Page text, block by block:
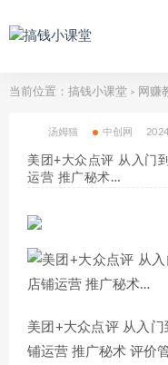
当前位置： 搞钱小课堂 > 网赚
汤姆猫 中创网
美团+大众点评 从入门
运营 推广秘术…
美团+大众点评 从入
铺运营 推广秘术 评价